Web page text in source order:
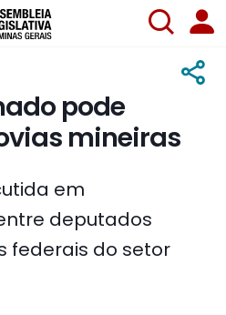
pode
mineiras
em
deputados
federais do setor